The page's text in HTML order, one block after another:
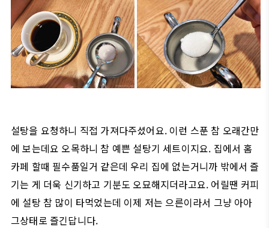
설탕을 요청하니 직접 가져다주셨어요. 이런 스푼 참 오래간만
에 보는데요 오목하니 참 예쁜 설탕기 세트이지요. 집에서 홈
카페 할때 필수품일거 같은데 우리 집에 없는거니까 밖에서 즐
기는 게 더욱 신기하고 기분도 오묘해지더라고요. 어릴땐 커피
에 설탕 참 많이 타먹었는데 이제 저는 으른이라서 그냥 아아
그상태로 즐긴답니다.